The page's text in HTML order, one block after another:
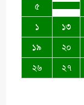
৫
১
১৩
১৯
২০
২৬
২৭